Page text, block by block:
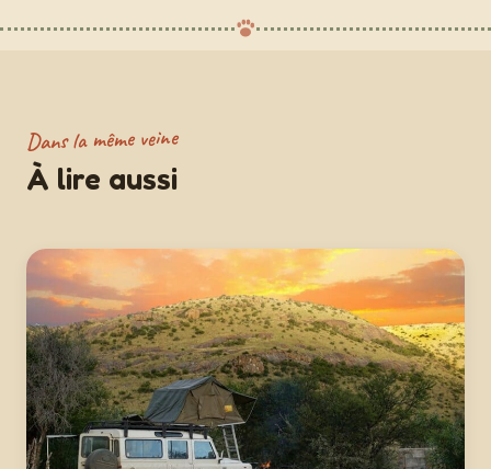
Dans la même veine
À lire aussi